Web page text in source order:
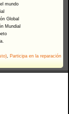
mundo
Global
Mundial
, Participa en la reparación